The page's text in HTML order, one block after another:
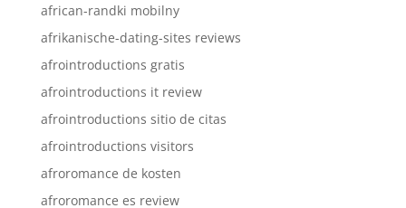
african-randki mobilny
afrikanische-dating-sites reviews
afrointroductions gratis
afrointroductions it review
afrointroductions sitio de citas
afrointroductions visitors
afroromance de kosten
afroromance es review